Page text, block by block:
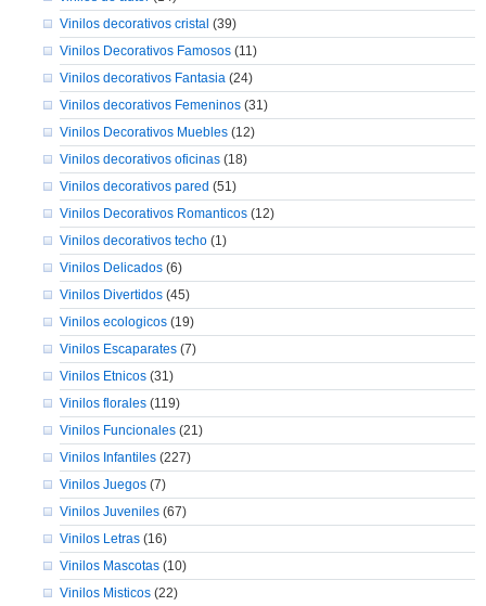
Vinilos decorativos cristal (39)
Vinilos Decorativos Famosos(11)
Vinilos decorativos Fantasia(24)
Vinilos decorativos Femeninos(31)
Vinilos Decorativos Muebles(12)
Vinilos decorativos oficinas(18)
Vinilos decorativos pared (51)
Vinilos Decorativos Romanticos(12)
Vinilos decorativos techo(1)
Vinilos Delicados(6)
Vinilos Divertidos(45)
Vinilos ecologicos(19)
Vinilos Escaparates(7)
Vinilos Etnicos(31)
Vinilos florales(119)
Vinilos Funcionales(21)
Vinilos Infantiles(227)
Vinilos Juegos(7)
Vinilos Juveniles(67)
Vinilos Letras(16)
Vinilos Mascotas(10)
Vinilos Misticos(22)